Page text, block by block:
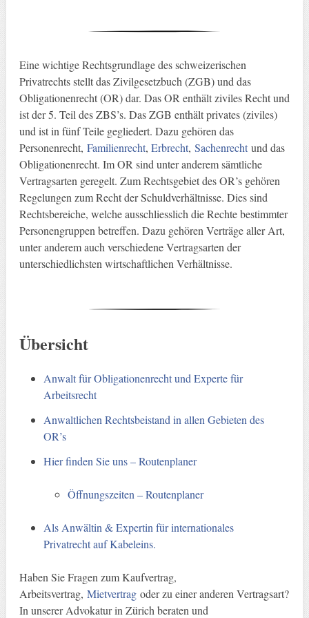
Eine wichtige Rechtsgrundlage des schweizerischen
Privatrechts stellt das Zivilgesetzbuch (ZGB) und das
Obligationenrecht (OR) dar. Das OR enthält ziviles Recht und
ist der 5. Teil des ZBS’s. Das ZGB enthält privates (ziviles)
und ist in fünf Teile gegliedert. Dazu gehören das
Personenrecht, Familienrecht, Erbrecht, Sachenrecht und das
Obligationenrecht. Im OR sind unter anderem sämtliche
Vertragsarten geregelt. Zum Rechtsgebiet des OR’s gehören
Regelungen zum Recht der Schuldverhältnisse. Dies sind
Rechtsbereiche, welche ausschliesslich die Rechte bestimmter
Personengruppen betreffen. Dazu gehören Verträge aller Art,
unter anderem auch verschiedene Vertragsarten der
unterschiedlichsten wirtschaftlichen Verhältnisse.
Übersicht
Anwalt für Obligationenrecht und Experte für
Arbeitsrecht
Anwaltlichen Rechtsbeistand in allen Gebieten des
OR’s
Hier finden Sie uns – Routenplaner
Öffnungszeiten – Routenplaner
Als Anwältin & Expertin für internationales
Privatrecht auf Kabeleins.
Haben Sie Fragen zum Kaufvertrag,
Arbeitsvertrag, Mietvertragoder zu einer anderen Vertragsart?
In unserer Advokatur in Zürich beraten und